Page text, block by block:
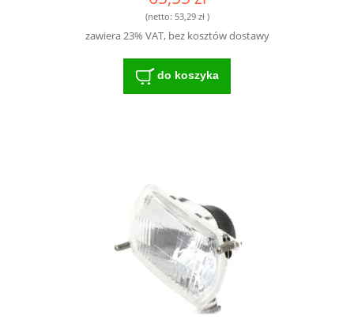
(netto: 53,29 zł)
zawiera 23% VAT, bez kosztów dostawy
do koszyka